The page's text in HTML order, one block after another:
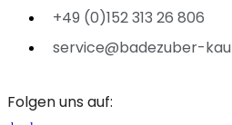
+49 (0)152 313 26 806
service@badezuber-
Folgen uns auf: